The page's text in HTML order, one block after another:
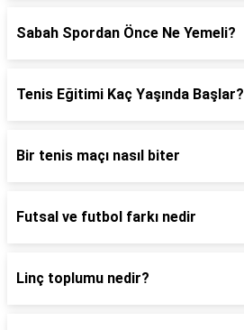
Sabah Spordan Önce Ne Yemeli?
Tenis Eğitimi Kaç Yaşında Başlar?
Bir tenis maçı nasıl biter
Futsal ve futbol farkı nedir
Linç toplumu nedir?